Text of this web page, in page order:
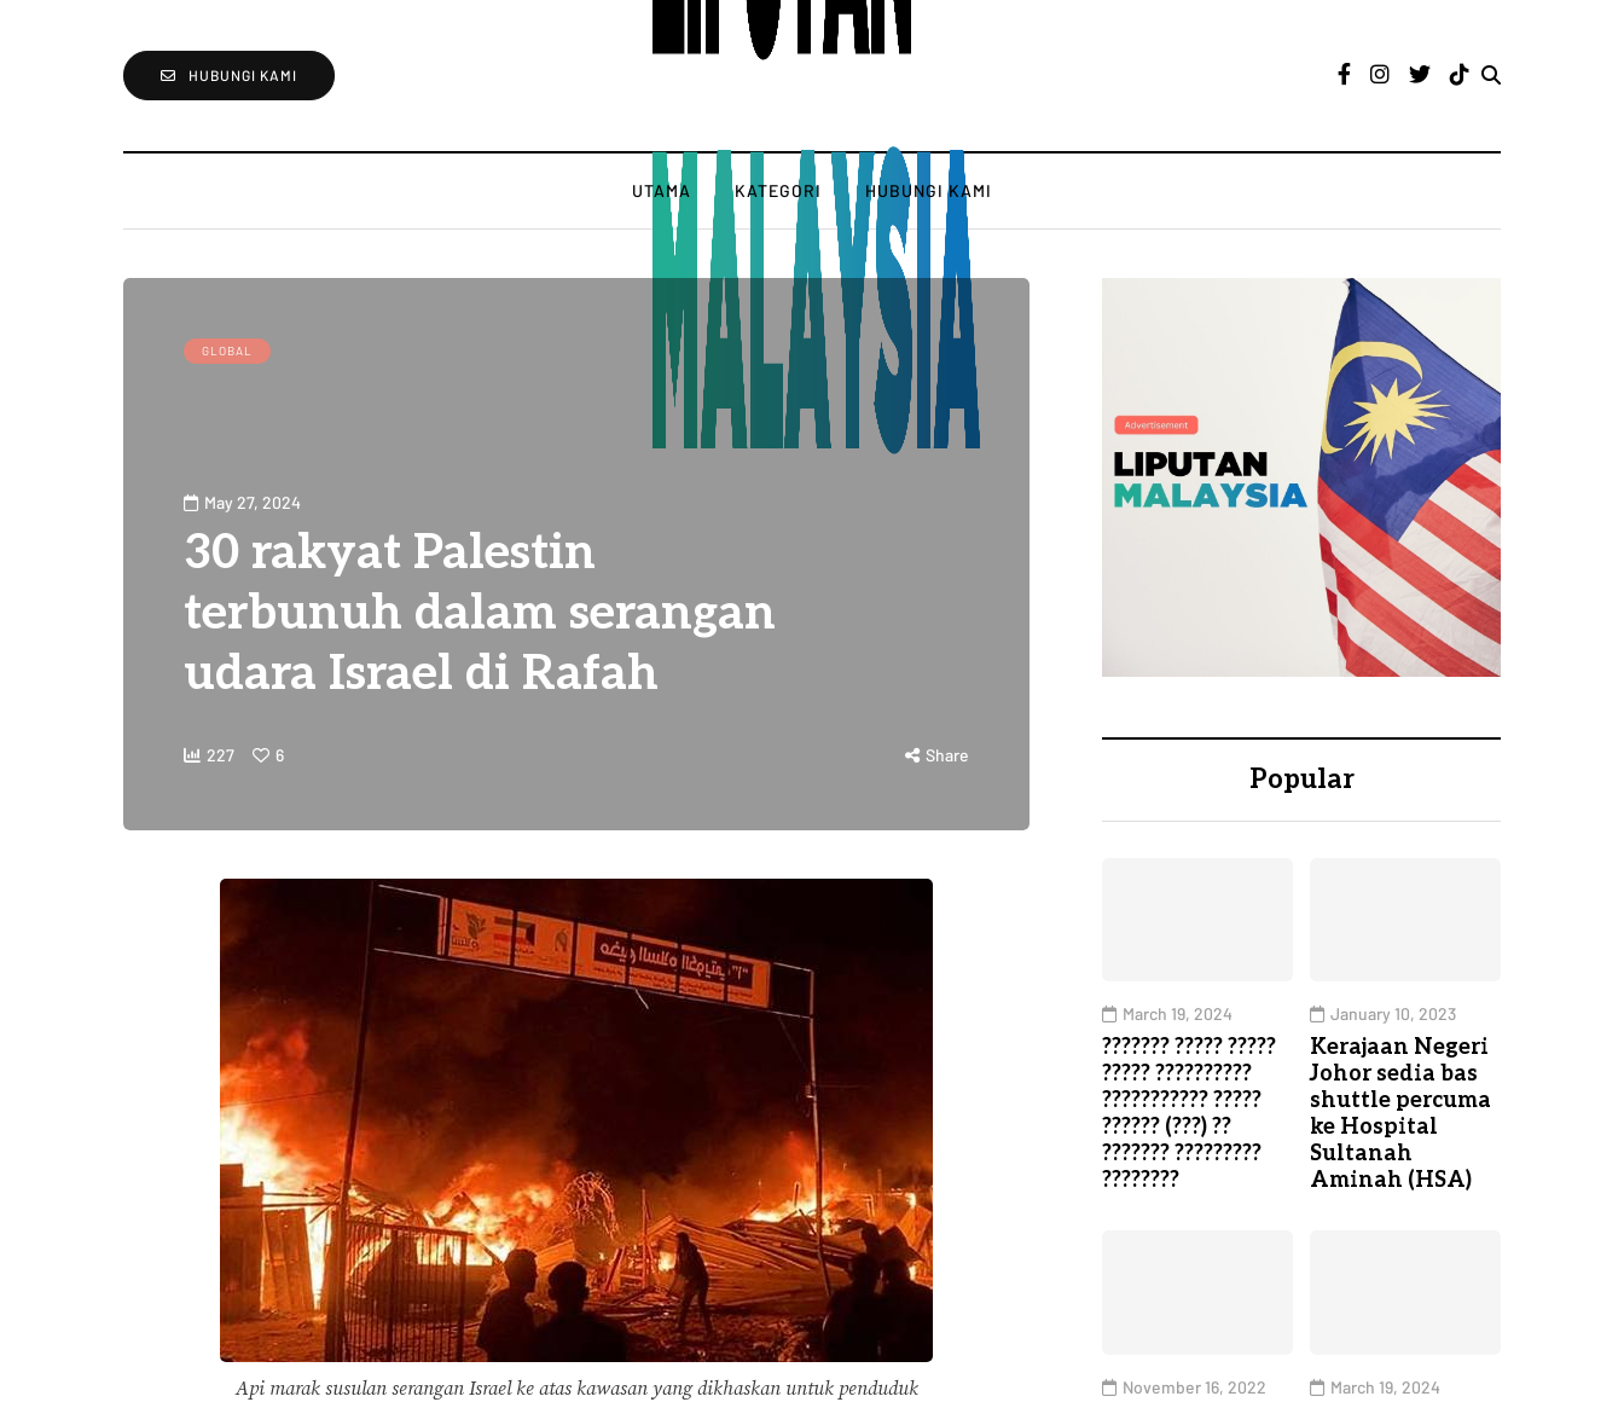
HUBUNGI KAMI
UTAMA KATEGORI HUBUNGI KAMI
GLOBAL
May 27, 2024
30 rakyat Palestin
terbunuh dalam serangan
udara Israel di Rafah
227 6 Share
Api marak susulan serangan Israel ke atas kawasan yang dikhaskan untuk penduduk
Popular
March 19, 2024
??????? ????? ?????
????? ??????????
??????????? ?????
?????? (???) ??
??????? ?????????
????????
January 10, 2023
Kerajaan Negeri
Johor sedia bas
shuttle percuma
ke Hospital
Sultanah
Aminah (HSA)
November 16, 2022 March 19, 2024